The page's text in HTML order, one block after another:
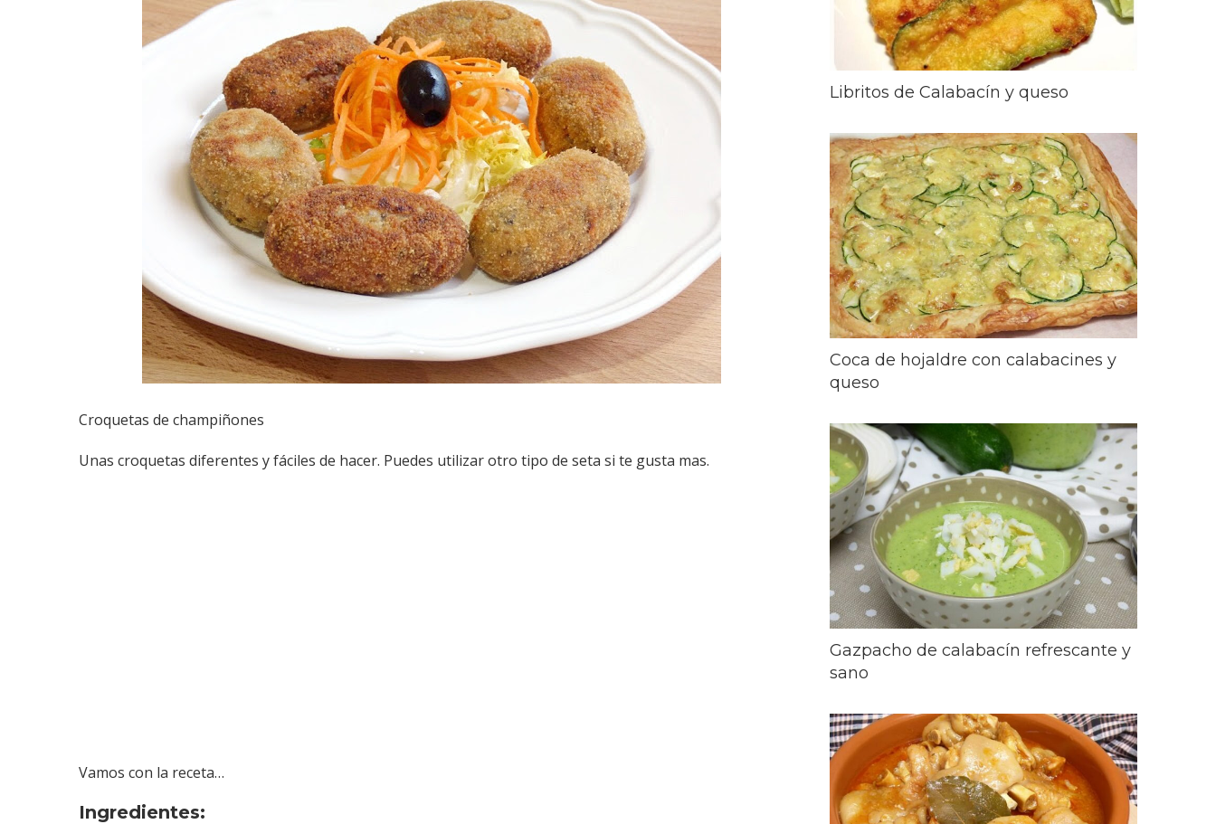
Croquetas de champiñones
Unas croquetas diferentes y fáciles de hacer. Puedes utilizar otro tipo de seta si te gusta mas.
Vamos con la receta…
Ingredientes:
Libritos de Calabacín y queso
Coca de hojaldre con calabacines y
queso
Gazpacho de calabacín refrescante y
sano